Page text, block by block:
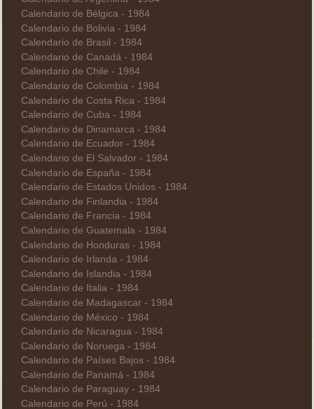
Calendario de Bélgica - 1984
Calendario de Bolivia - 1984
Calendario de Brasil - 1984
Calendario de Canadá - 1984
Calendario de Chile - 1984
Calendario de Colombia - 1984
Calendario de Costa Rica - 1984
Calendario de Cuba - 1984
Calendario de Dinamarca - 1984
Calendario de Ecuador - 1984
Calendario de El Salvador - 1984
Calendario de España - 1984
Calendario de Estados Unidos - 1984
Calendario de Finlandia - 1984
Calendario de Francia - 1984
Calendario de Guatemala - 1984
Calendario de Honduras - 1984
Calendario de Irlanda - 1984
Calendario de Islandia - 1984
Calendario de Italia - 1984
Calendario de Madagascar - 1984
Calendario de México - 1984
Calendario de Nicaragua - 1984
Calendario de Noruega - 1984
Calendario de Países Bajos - 1984
Calendario de Panamá - 1984
Calendario de Paraguay - 1984
Calendario de Perú - 1984